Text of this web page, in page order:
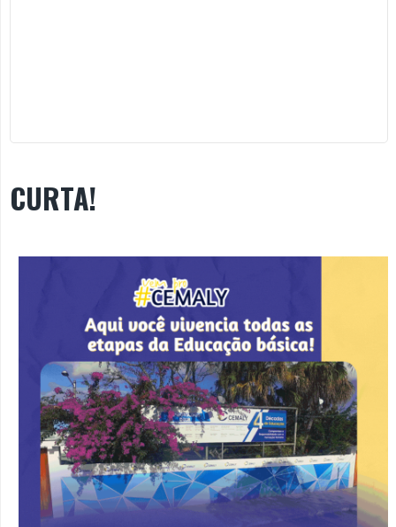
CURTA!